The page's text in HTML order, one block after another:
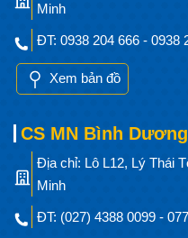
Minh
ĐT: 0938 204 666 - 0938
Xem bản đồ
CS MN Bình Dương
Địa chỉ: Lô L12, Lý Thái
Minh
ĐT: (027) 4388 0099 -